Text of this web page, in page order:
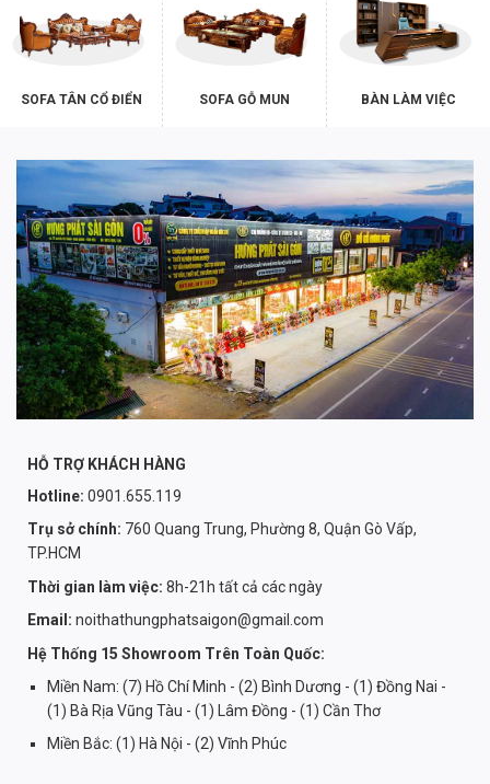
SOFA TÂN CỔ ĐIỂN SOFA GỖ MUN BÀN LÀM VIỆC
HỖ TRỢ KHÁCH HÀNG
Hotline: 0901.655.119
Trụ sở chính: 760 Quang Trung, Phường 8, Quận Gò Vấp,
TP.HCM
Thời gian làm việc: 8h-21h tất cả các ngày
Email: noithathungphatsaigon@gmail.com
Hệ Thống 15 Showroom Trên Toàn Quốc:
Miền Nam: (7) Hồ Chí Minh - (2) Bình Dương - (1) Đồng Nai -
(1) Bà Rịa Vũng Tàu - (1) Lâm Đồng - (1) Cần Thơ
Miền Bắc: (1) Hà Nội - (2) Vĩnh Phúc